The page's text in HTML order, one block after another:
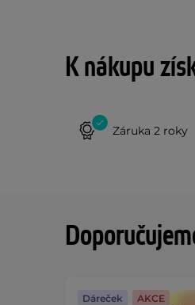
K nákupu
Záruka 2 roky
Dáreček AKCE